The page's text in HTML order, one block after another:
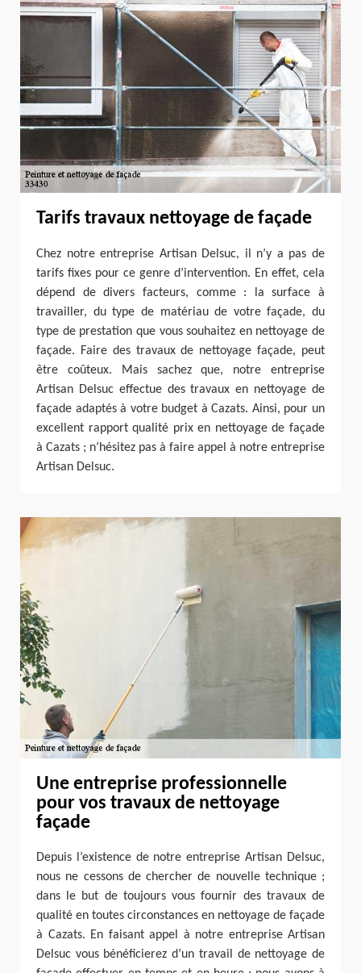
Tarifs travaux nettoyage de façade
Chez notre entreprise Artisan Delsuc, il n’y a pas de
tarifs fixes pour ce genre d’intervention. En effet, cela
dépend de divers facteurs, comme : la surface à
travailler, du type de matériau de votre façade, du
type de prestation que vous souhaitez en nettoyage de
façade. Faire des travaux de nettoyage façade, peut
être coûteux. Mais sachez que, notre entreprise
Artisan Delsuc effectue des travaux en nettoyage de
façade adaptés à votre budget à Cazats. Ainsi, pour un
excellent rapport qualité prix en nettoyage de façade
à Cazats ; n’hésitez pas à faire appel à notre entreprise
Artisan Delsuc.
Une entreprise professionnelle
pour vos travaux de nettoyage
façade
Depuis l’existence de notre entreprise Artisan Delsuc,
nous ne cessons de chercher de nouvelle technique ;
dans le but de toujours vous fournir des travaux de
qualité en toutes circonstances en nettoyage de façade
à Cazats. En faisant appel à notre entreprise Artisan
Delsuc vous bénéficierez d’un travail de nettoyage de